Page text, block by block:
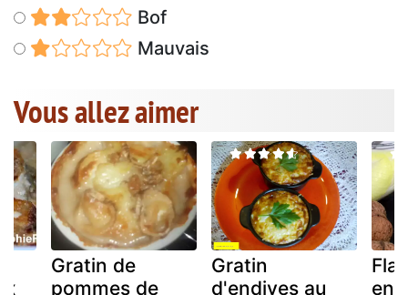
Bof
Mauvais
Vous allez aimer
Gratin de
pommes de
Gratin
d'endives au